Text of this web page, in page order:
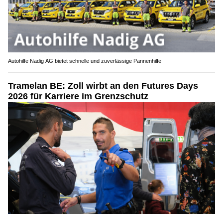
Autohilfe Nadig AG bietet schnelle und zuverlässige Pannenhilfe
Tramelan BE: Zoll wirbt an den Futures Days
2026 für Karriere im Grenzschutz